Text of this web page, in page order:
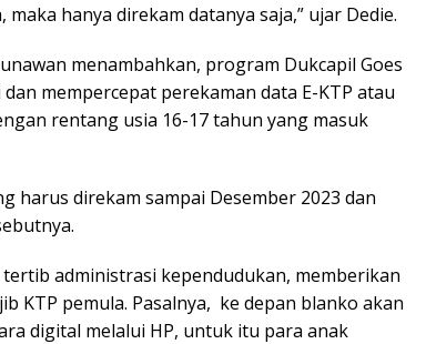
hanya direkam datanya saja,” ujar Dedie.
menambahkan, program Dukcapil Goes
mempercepat perekaman data E-KTP atau
rentang usia 16-17 tahun yang masuk
harus direkam sampai Desember 2023 dan
administrasi kependudukan, memberikan
KTP pemula. Pasalnya, ke depan blanko akan
digital melalui HP, untuk itu para anak